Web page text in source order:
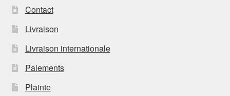
Contact
Livraison
Livraison internationale
Paiements
Plainte